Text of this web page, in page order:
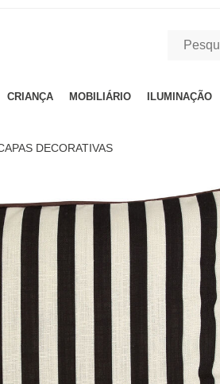
CRIANÇA MOBILIÁRIO ILUMINAÇÃO
DECORATIVAS